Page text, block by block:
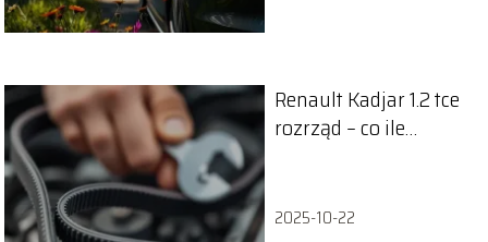
Renault Kadjar 1.2 tce
rozrząd – co ile
2025-10-22